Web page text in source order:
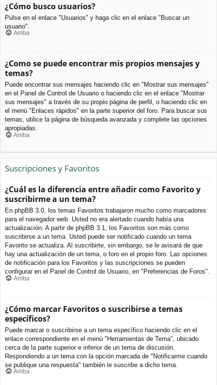
¿Cómo busco usuarios?
Pulse en el enlace "Usuarios" y haga clic en el enlace "Buscar un
usuario".
Arriba
¿Como se puede encontrar mis propios mensajes y
temas?
Puede encontrar sus mensajes haciendo clic en "Mostrar sus mensajes"
en el Panel de Control de Usuario o haciendo clic en el enlace "Mostrar
sus mensajes" a través de su propio página de perfil, o haciendo clic en
el menú "Enlaces rápidos" en la parte superior del foro. Para buscar sus
temas, utilice la página de búsqueda avanzada y complete las opciones
apropiadas.
Arriba
Suscripciones y Favoritos
¿Cuál es la diferencia entre añadir como Favorito y
suscribirme a un tema?
En phpBB 3.0, los temas Favoritos trabajaron mucho como marcadores
para el navegador web. Usted no era alertado cuando había una
actualización. A partir de phpBB 3.1, los Favoritos son más como
suscribirse a un tema. Usted puede ser notificado cuando un tema
Favorito se actualiza. Al suscribirte, sin embargo, se le avisará de que
hay una actualización de un tema, o foro en el propio foro. Las opciones
de notificación para los Favoritos y las suscripciones se pueden
configurar en el Panel de Control de Usuario, en "Preferencias de Foros".
Arriba
¿Cómo marcar Favoritos o suscribirse a temas
específicos?
Puede marcar o suscribirse a un tema específico haciendo clic en el
enlace correspondiente en el menú "Herramientas de Tema", ubicado
cerca de la parte superior e inferior de un tema de discusión.
Respondiendo a un tema con la opción marcada de "Notificarme cuando
se publique una respuesta" también le suscribe a dicho tema.
Arriba